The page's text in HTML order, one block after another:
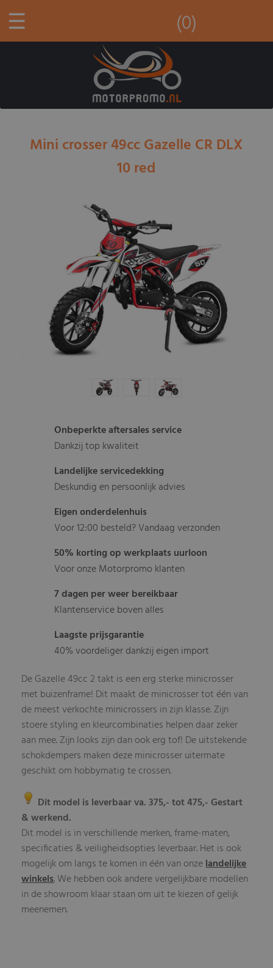
☰ (0)
Mini crosser 49cc Gazelle CR DLX
10 red
Onbeperkte aftersales service
Dankzij top kwaliteit
Landelijke servicedekking
Deskundig en persoonlijk advies
Eigen onderdelenhuis
Voor 12:00 besteld? Vandaag verzonden
50% korting op werkplaats uurloon
Voor onze Motorpromo klanten
7 dagen per weer bereikbaar
Klantenservice boven alles
Laagste prijsgarantie
40% voordeliger dankzij eigen import
De Gazelle 49cc 2 takt is een erg sterke minicrosser
met buizenframe! Dit maakt de minicrosser tot één van
de meest verkochte minicrossers in zijn klasse. Zijn
stoere styling en kleurcombinaties helpen daar zeker
aan mee. Zijn looks zijn dan ook erg tof! De uitstekende
schokdempers maken deze minicrosser uitermate
geschikt om hobbymatig te crossen.
Dit model is leverbaar va. 375,- tot 475,- Gestart
& werkend.
Dit model is in verschillende merken, frame-maten,
specificaties & veiligheidsopties leverbaar. Het is ook
mogelijk om langs te komen in één van onzelandelijke
winkels. We hebben ook andere vergelijkbare modellen
in de showroom klaar staan om uit te kiezen of gelijk
meenemen.